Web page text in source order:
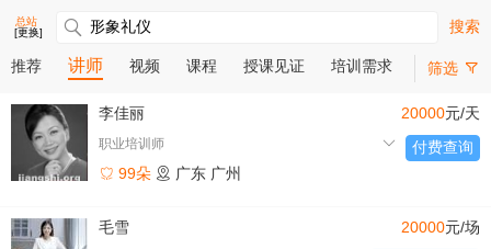
总站
[更换]
搜索
筛选
推荐 讲师 视频 课程 授课见证 培训需求
李佳丽
职业培训师
99朵 广东 广州
20000元/天
付费查询
毛雪 20000元/场